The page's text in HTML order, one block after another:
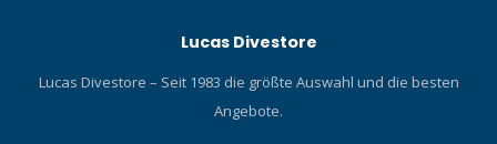
Lucas Divestore
Lucas Divestore – Seit 1983 die größte Auswahl und die besten
Angebote.